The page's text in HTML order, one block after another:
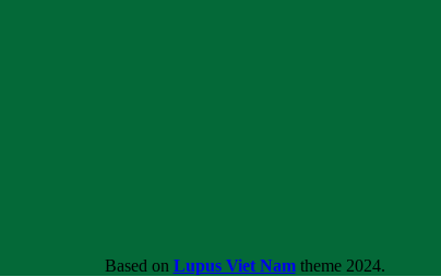
Based on Lupus Viet Namtheme2024.